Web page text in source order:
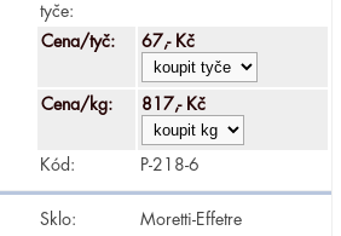
tyče:
Cena/tyč: 67,- Kč
Cena/kg: 817,- Kč
Kód: P-218-6
Sklo:
Moretti-Effetre